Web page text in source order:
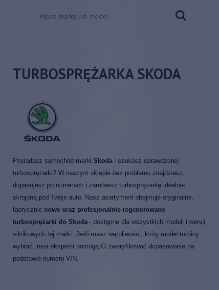
TURBOSPRĘŻARKA SKODA
Posiadasz samochód marki Skoda i szukasz sprawdzonej
turbosprężarki? W naszym sklepie bez problemu znajdziesz,
dopasujesz po numerach i zamówisz turbosprężarkę idealnie
skrojoną pod Twoje auto. Nasz asortyment obejmuje oryginalne,
fabrycznie nowe oraz profesjonalnie regenerowane
turbosprężarki do Skoda - dostępne dla wszystkich modeli i wersji
silnikowych tej marki. Jeśli masz wątpliwości, który model turbiny
wybrać, nasi eksperci pomogą Ci zweryfikować dopasowanie na
podstawie numeru VIN.